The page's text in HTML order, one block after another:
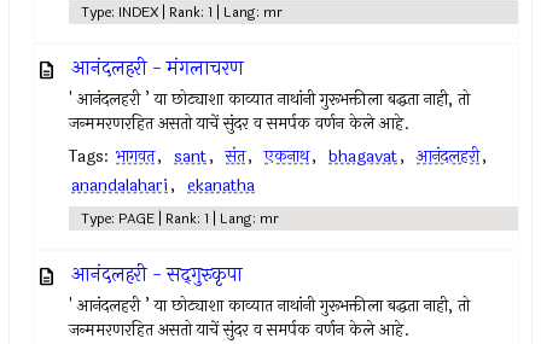
Type: INDEX | Rank: 1 | Lang: mr
आनंदलहरी - मंगलाचरण
' आनंदलहरी ’ या छोट्याशा काव्यात नाथांनी गुरूभक्तीला बद्धता नाही, तो
जन्ममरणरहित असतो याचें सुंदर व समर्पक वर्णन केले आहे.
Tags: भागवत, sant, संत, एकनाथ, bhagavat, आनंदलहरी,
anandalahari, ekanatha
Type: PAGE | Rank: 1 | Lang: mr
आनंदलहरी - सद्‍गुरुकृपा
' आनंदलहरी ’ या छोट्याशा काव्यात नाथांनी गुरूभक्तीला बद्धता नाही, तो
जन्ममरणरहित असतो याचें सुंदर व समर्पक वर्णन केले आहे.